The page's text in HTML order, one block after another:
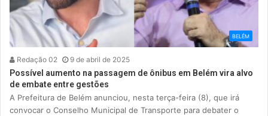
BELÉM
Redação 02 9 de abril de 2025
Possível aumento na passagem de ônibus em Belém vira alvo
de embate entre gestões
A Prefeitura de Belém anunciou, nesta terça-feira (8), que irá
convocar o Conselho Municipal de Transporte para debater o